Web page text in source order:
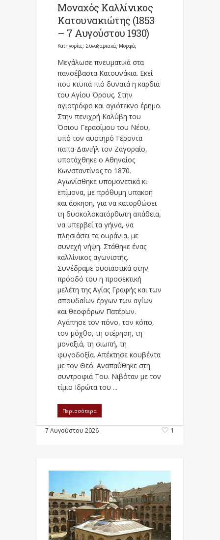
Μοναχός Καλλίνικος
Κατουνακιώτης (1853
– 7 Αυγούστου 1930)
Κατηγορίες: Συναξαριακές Μορφές
Μεγάλωσε πνευματικά στα
πανσέβαστα Κατουνάκια. Εκεί
που κτυπά πιό δυνατά η καρδιά
του Αγίου Όρους. Στην
αγιοτρόφο και αγιότεκνο έρημο.
Στην πενιχρή Καλύβη του
Όσιου Γερασίμου του Νέου,
υπό τον αυστηρό Γέροντα
παπα-Δανιήλ τον Ζαγοραίο,
υποτάχθηκε ο Αθηναίος
Κωνσταντίνος το 1870.
Αγωνίσθηκε υπομονετικά κι
επίμονα, με πρόθυμη υπακοή
και άσκηση, για να κατορθώσει
τη δυσκολοκατόρθωτη απάθεια,
να υπερβεί τα γήινα, να
πλησιάσει τα ουράνια, με
συνεχή νήψη. Στάθηκε ένας
καλλίνικος αγωνιστής.
Συνέδραμε ουσιαστικά στην
πρόοδό του η προσεκτική
μελέτη της Αγίας Γραφής και των
σπουδαίων έργων των αγίων
και θεοφόρων Πατέρων.
Αγάπησε τον πόνο, τον κόπο,
τον μόχθο, τη στέρηση, τη
μοναξιά, τη σιωπή, τη
φυγοδοξία. Απέκτησε κουβέντα
με τον Θεό. Αναπαύθηκε στη
συντροφιά Του. Νιβόταν με τον
τίμιο Ιδρώτα του ...
Περισσότερα
7 Αυγούστου 2026 1